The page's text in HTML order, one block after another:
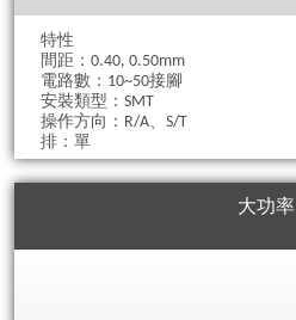
特性
間距：0.40, 0.50mm
電路數：10~50接腳
安裝類型：SMT
操作方向：R/A、S/T
排：單
大功率